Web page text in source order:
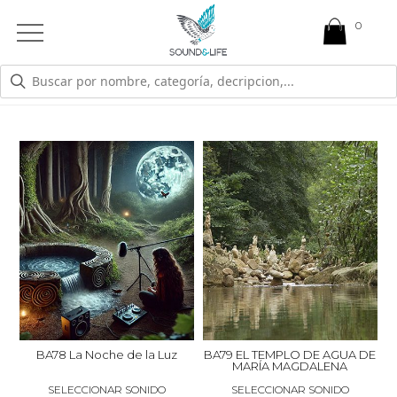
Open
Menu APORTAR BIENESTAR AL PACIENTE
BA78 La Noche de la Luz
SELECCIONAR SONIDO
BA79 EL TEMPLO DE AGUA DE
MARÍA MAGDALENA
SELECCIONAR SONIDO
0